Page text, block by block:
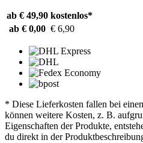
ab € 49,90 kostenlos*
ab € 0,00 € 6,90
* Diese Lieferkosten fallen bei
können weitere Kosten, z. B.
Eigenschaften der Produkte,
du direkt in der